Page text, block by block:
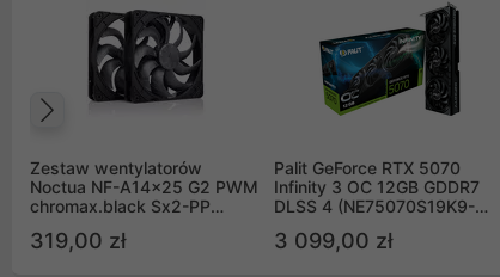
Zestaw wentylatorów
Noctua NF-A14x25 G2 PWM
chromax.black Sx2-PP
(2szt)
319,00 zł
Palit GeForce RTX 5070
Infinity 3 OC 12GB GDDR7
DLSS 4 (NE75070S19K9-
3 099,00 zł